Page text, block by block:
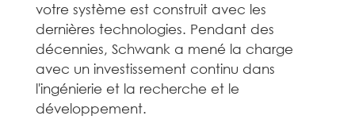
votre système est construit avec les
dernières technologies. Pendant des
décennies, Schwank a mené la charge
avec un investissement continu dans
l'ingénierie et la recherche et le
développement.